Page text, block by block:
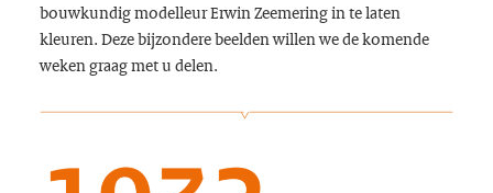
bouwkundig modelleur Erwin Zeemering in te laten
kleuren. Deze bijzondere beelden willen we de komende
weken graag met u delen.